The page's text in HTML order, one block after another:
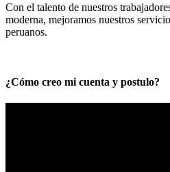
Con el talento de nuestros
moderna, mejoramos nuestros
peruanos.
¿Cómo creo mi cuenta y postulo?